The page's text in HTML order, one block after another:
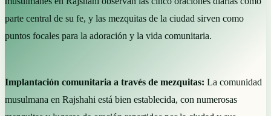
parte central de su fe, y las mezquitas de la ciudad sirven como
puntos focales para la adoración y la vida comunitaria.
Implantación comunitaria a través de mezquitas: La comunidad
musulmana en Rajshahi está bien establecida, con numerosas